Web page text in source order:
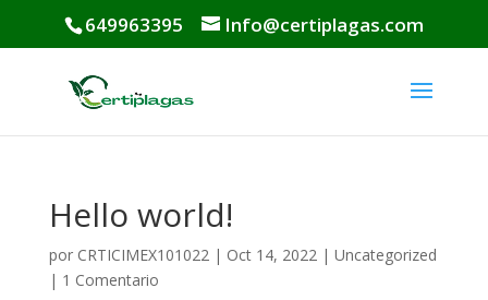
649963395 Info@certiplagas.com
Hello world!
por CRTICIMEX101022 | Oct 14, 2022 | Uncategorized
| 1 Comentario